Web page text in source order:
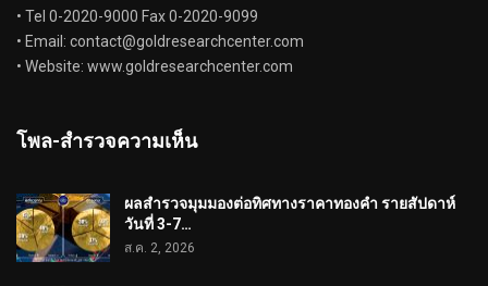
• Tel 0-2020-9000 Fax 0-2020-9099
• Email: contact@goldresearchcenter.com
• Website: www.goldresearchcenter.com
โพล-สำรวจความเห็น
ผลสำรวจมุมมองต่อทิศทางราคาทองคำ รายสัปดาห์
วันที่ 3-7…
ส.ค. 2, 2026